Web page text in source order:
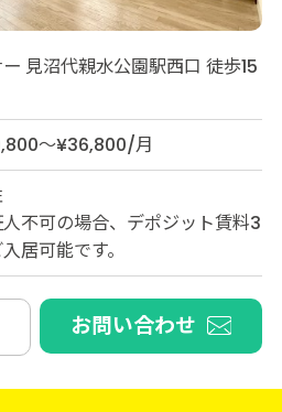
見沼代親水公園駅西口 徒歩15
～¥36,800/月
不可の場合、デポジット賃料3
居可能です。
お問い合わせ